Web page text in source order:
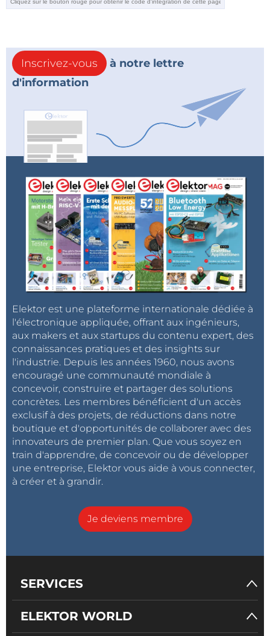
Inscrivez-vous
à notre lettre
d'information
Elektor est une plateforme internationale dédiée à
l'électronique appliquée, offrant aux ingénieurs,
aux makers et aux startups du contenu expert, des
connaissances pratiques et des insights sur
l'industrie. Depuis les années 1960, nous avons
encouragé une communauté mondiale à
concevoir, construire et partager des solutions
concrètes. Les membres bénéficient d'un accès
exclusif à des projets, de réductions dans notre
boutique et d'opportunités de collaborer avec des
innovateurs de premier plan. Que vous soyez en
train d'apprendre, de concevoir ou de développer
une entreprise, Elektor vous aide à vous connecter,
à créer et à grandir.
Je deviens membre
SERVICES
ELEKTOR WORLD